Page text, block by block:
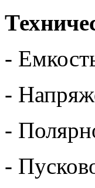
-
-
-
-